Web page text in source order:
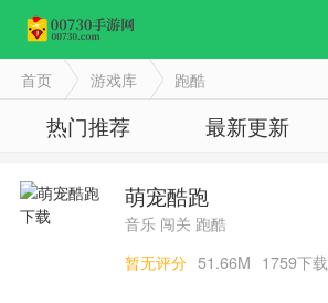
首页 游戏库 跑酷
热门推荐 最新更新
萌宠酷跑
音乐 闯关 跑酷
暂无评分 51.66M 1759下载